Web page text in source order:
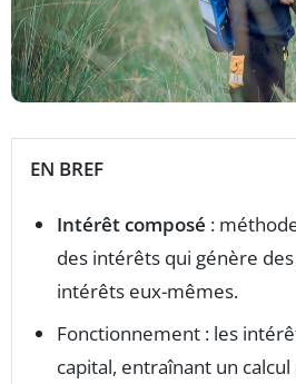
EN BREF
Intérêt composé :
des intérêts qui génère
intérêts eux-mêmes.
Fonctionnement : les
capital, entraînant un calcul